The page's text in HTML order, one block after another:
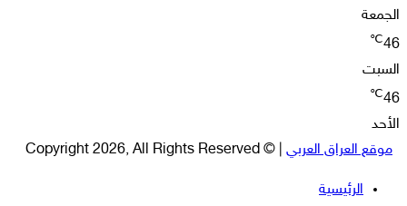
الجمعة
46
℃
السبت
46
℃
الأحد
موقع العراق العربي | © Copyright 2026, All Rights Reserved
الرئيسية